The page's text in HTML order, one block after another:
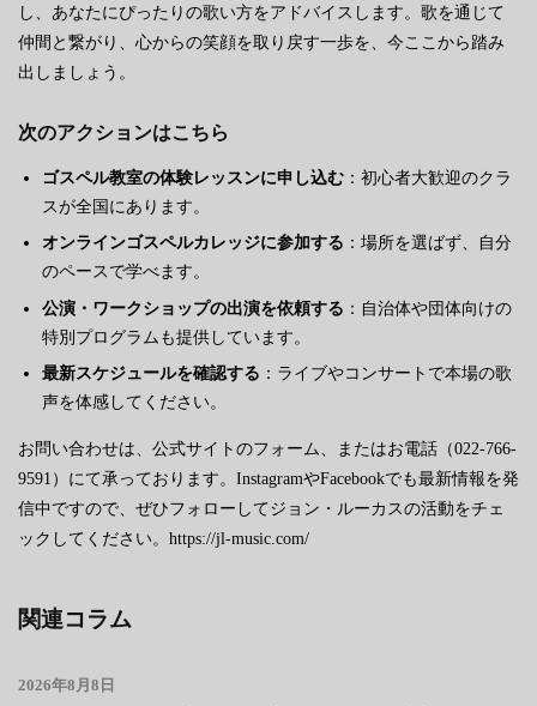
し、あなたにぴったりの歌い方をアドバイスします。歌を通じて
仲間と繋がり、心からの笑顔を取り戻す一歩を、今ここから踏み
出しましょう。
次のアクションはこちら
ゴスペル教室の体験レッスンに申し込む：初心者大歓迎のクラ
スが全国にあります。
オンラインゴスペルカレッジに参加する ：場所を選ばず、自分
のペースで学べます。
公演・ワークショップの出演を依頼する ：自治体や団体向けの
特別プログラムも提供しています。
最新スケジュールを確認する ：ライブやコンサートで本場の歌
声を体感してください。
お問い合わせは、公式サイトのフォーム、またはお電話（022-766-
9591）にて承っております。InstagramやFacebookでも最新情報を発
信中ですので、ぜひフォローしてジョン・ルーカスの活動をチェ
ックしてください。https://jl-music.com/
関連コラム
2026年8月8日